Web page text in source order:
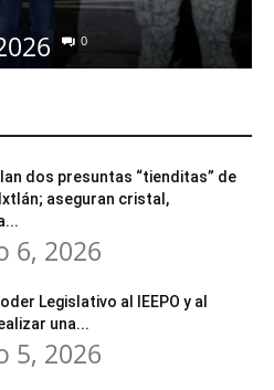
0
dos presuntas “tienditas” de
aseguran cristal,
6, 2026
Legislativo al IEEPO y al
una...
5, 2026